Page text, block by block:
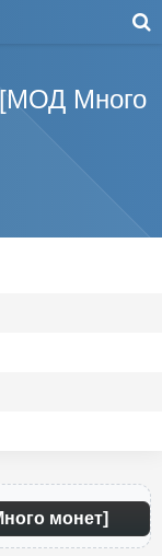
[МОД Много
монет]